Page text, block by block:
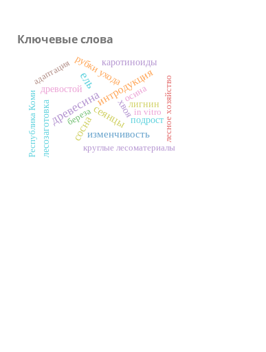
Ключевые слова
древесина
ельинтродукция
сеянцы
соснаизменчивость
древостой
рубки ухода
хвоя
лесозаготовка подрост
осина
лигнин
каротиноиды
круглые лесоматериалы
лесное хозяйство
адаптация
in vitro
береза
Республика Коми